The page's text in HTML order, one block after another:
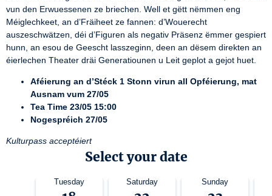
vun den Erwuessenen ze briechen. Well et gëtt nëmmen eng
Méiglechkeet, an d’Fräiheet ze fannen: d’Wouerecht
auszeschwätzen, déi d’Figuren als negativ Präsenz ëmmer gespiert
hunn, an esou de Geescht lasszeginn, deen an dësem direkten an
éierlechen Theater dräi Generatiounen u Leit geplot a gejot huet.
Aféierung an d’Stéck 1 Stonn virun all Opféierung, mat
Ausnam vum 27/05
Tea Time 23/05 15:00
Nogespréich 27/05
Kulturpass acceptéiert
Select your date
Tuesday Saturday Sunday